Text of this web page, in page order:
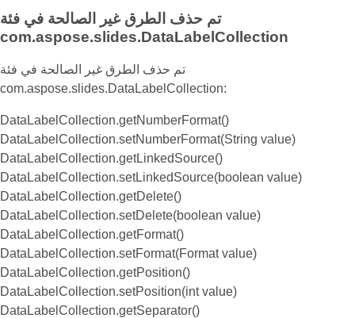
تم حذف الطرق غير الصالحة في فئة
com.aspose.slides.DataLabelCollection
تم حذف الطرق غير الصالحة في فئة
com.aspose.slides.DataLabelCollection:
DataLabelCollection.getNumberFormat()
DataLabelCollection.setNumberFormat(String value)
DataLabelCollection.getLinkedSource()
DataLabelCollection.setLinkedSource(boolean value)
DataLabelCollection.getDelete()
DataLabelCollection.setDelete(boolean value)
DataLabelCollection.getFormat()
DataLabelCollection.setFormat(Format value)
DataLabelCollection.getPosition()
DataLabelCollection.setPosition(int value)
DataLabelCollection.getSeparator()